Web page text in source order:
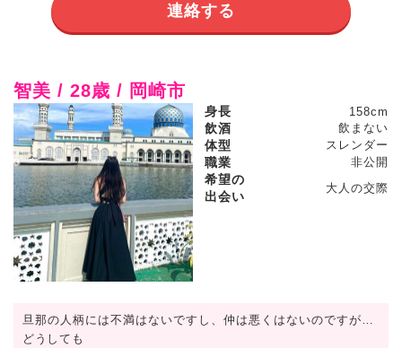
連絡する
智美 / 28歳 / 岡崎市
身長 158cm
飲酒 飲まない
体型 スレンダー
職業 非公開
希望の
出会い
大人の交際
旦那の人柄には不満はないですし、仲は悪くはないのですが…
どうしても